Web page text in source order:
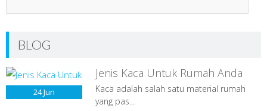
BLOG
24Jun
Jenis Kaca Untuk Rumah Anda
Kaca adalah salah satu material rumah
yang pas...